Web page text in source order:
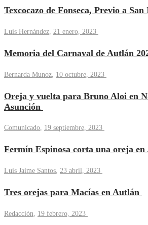
Texcocazo de Fonseca, Previo a
Luis Hernández 21 enero, 2023
Memoria del Carnaval de Autlán
Bernarda Munoz 10 octubre, 2023
Oreja y vuelta para Bruno Aloi en
Asunción
Comunicado, 19 septiembre, 2023
Fermín Espinosa corta una oreja en
Luis Jaime Santos, 23 abril, 2023
Tres orejas para Macías en Autlán
Redacción, 19 febrero, 2023